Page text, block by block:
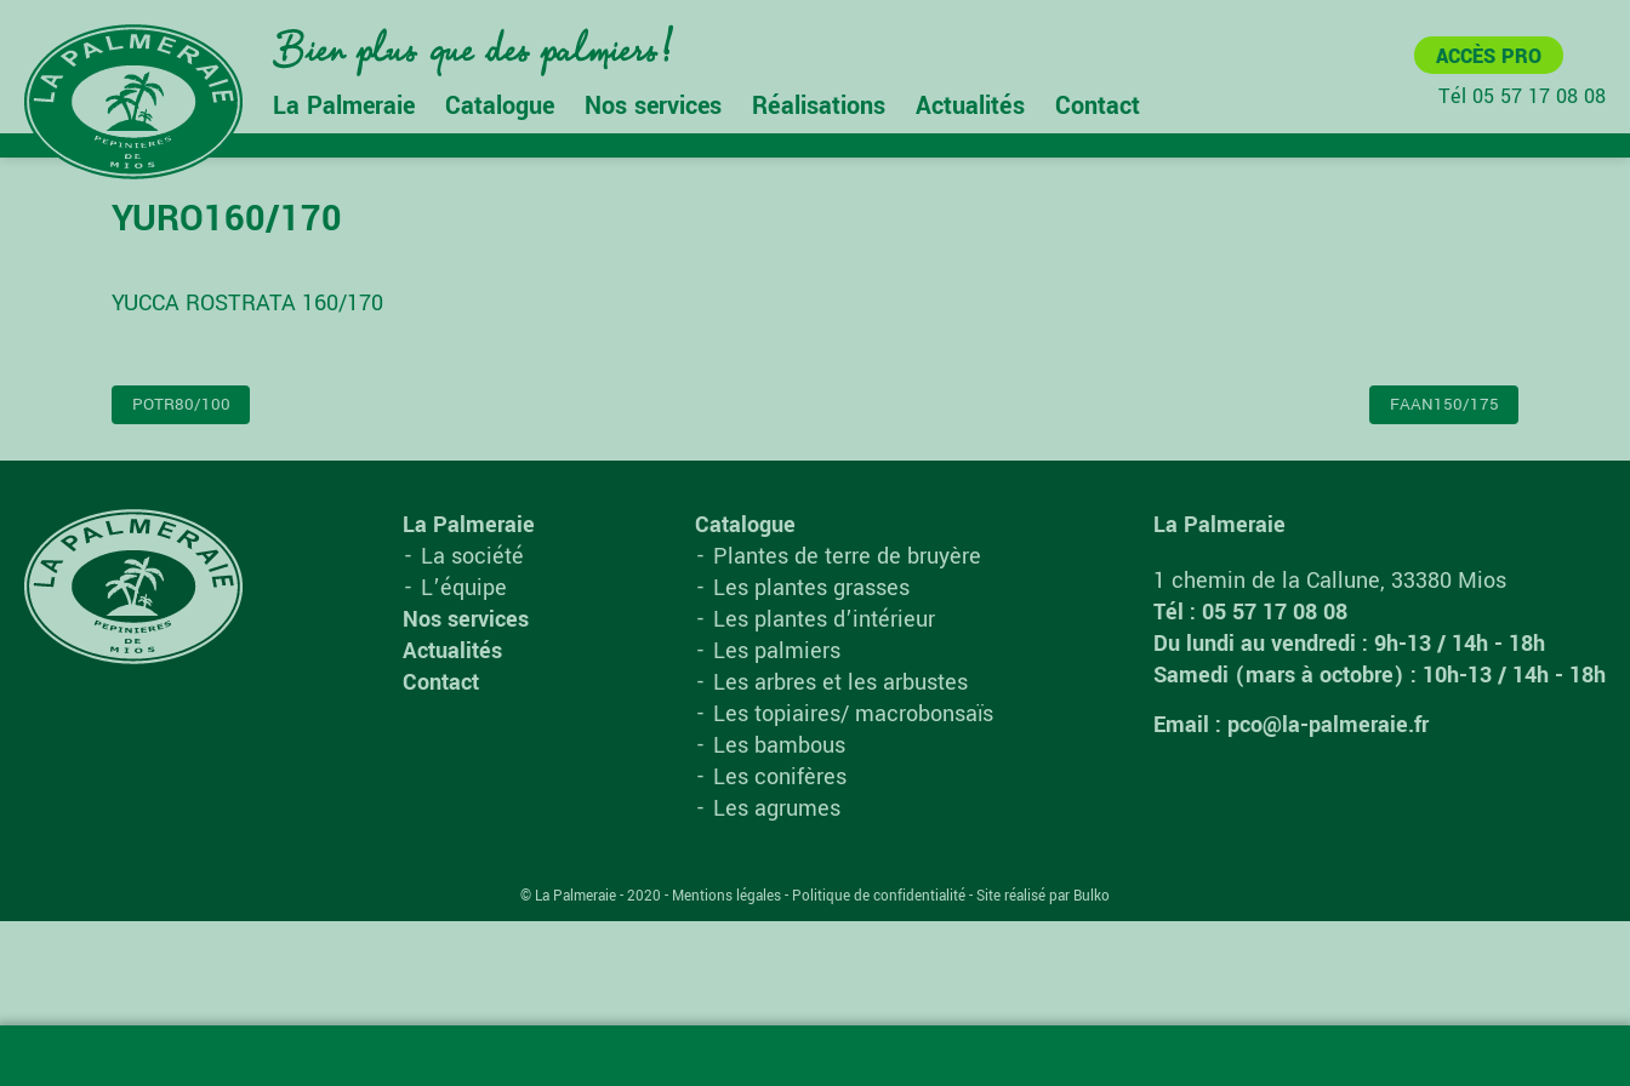
La Palmeraie Catalogue Nos services Réalisations Actualités Contact
ACCÈS PRO
Tél 05 57 17 08 08
YURO160/170
YUCCA ROSTRATA 160/170
NAVIGATION
POTR80/100 FAAN150/175
La Palmeraie
La société
L’équipe
Nos services
Actualités
Contact
Catalogue
Plantes de terre de bruyère
Les plantes grasses
Les plantes d’intérieur
Les palmiers
Les arbres et les arbustes
Les topiaires/ macrobonsaïs
Les bambous
Les conifères
Les agrumes
La Palmeraie
1 chemin de la Callune, 33380 Mios
Tél : 05 57 17 08 08
Du lundi au vendredi : 9h-13 / 14h - 18h
Samedi (mars à octobre) : 10h-13 / 14h - 18h
Email : pco@la-palmeraie.fr
© La Palmeraie - 2020 - Mentions légales- Politique de confidentialité-Site réalisé par Bulko